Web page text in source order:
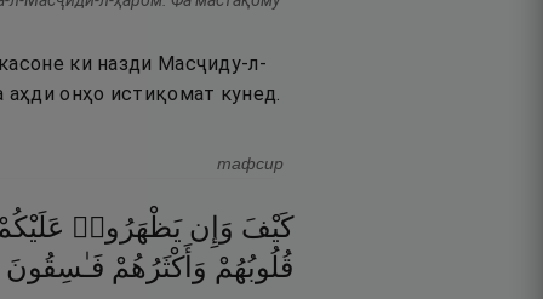
ки назди Масҷиду-л-
онҳо истиқомат кунед.
тафсир
كَيْفَ وَإِن يَظْهَرُوا۟
قُلُوبُهُمْ وَأَكْثَرُهُمْ فَـٰسِقُونَ